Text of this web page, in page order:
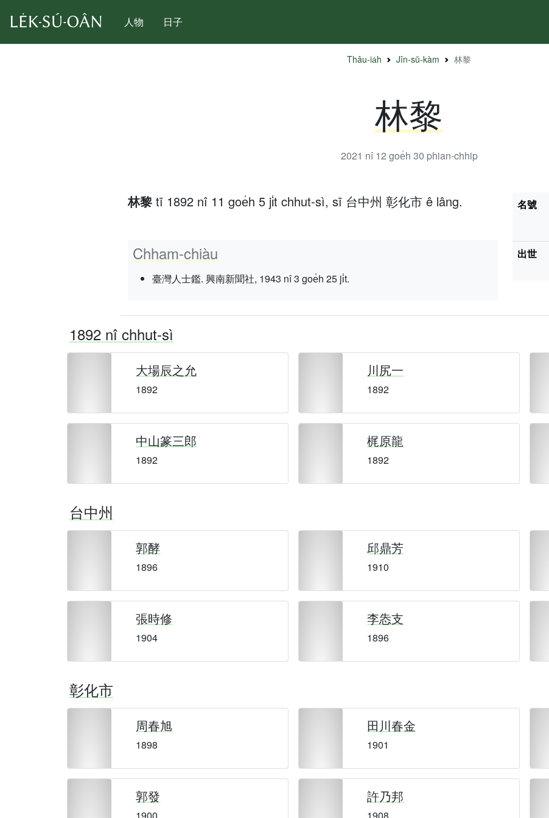
人物 日子
Thâu-ia̍h Jîn-sū-kàm 林黎
林黎
2021 nî 12 goe̍h 30 phian-chhip
林黎 tī 1892 nî 11 goe̍h 5 ji̍t chhut-sì, sī 台中州 彰化市 ê lâng.
Chham-chiàu
臺灣人士鑑. 興南新聞社, 1943 nî 3 goe̍h 25 ji̍t.
名號
出世
1892 nî chhut-sì
大場辰之允
1892
川尻一
1892
中山篆三郎
1892
梶原龍
1892
台中州
郭酵
1896
邱鼎芳
1910
張時修
1904
李怣支
1896
彰化市
周春旭
1898
田川春金
1901
郭發 許乃邦